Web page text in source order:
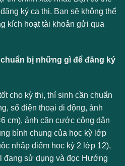
ký ca thi. Bạn sẽ không thể
kích hoạt tài khoản gửi qua
bị những gì để đăng ký
cho kỳ thi, thí sinh cần chuẩn
số điện thoại di động, ảnh
cm), ảnh căn cước công dân
bình chung của học kỳ lớp
nhập điểm học kỳ 2 lớp 12),
đang sử dụng và đọc Hướng